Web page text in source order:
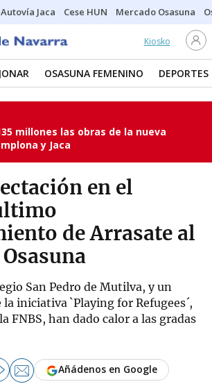
Autovía Jaca Cese HUN Mercado Osasuna
Kiosko
OSASUNA FEMENINO DEPORTES
millones las obras de la nueva
y Jaca
en el
de Arrasate al
San Pedro de Mutilva, y un
iniciativa `Playing for Refugees´,
FNBS, han dado calor a las gradas
Añádenos en Google